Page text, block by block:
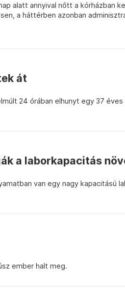
alatt annyival nőtt a kórházban
a háttérben azonban
át
24 órában elhunyt egy 37
a laborkapacitás
van egy nagy kapacitású
ember halt meg.